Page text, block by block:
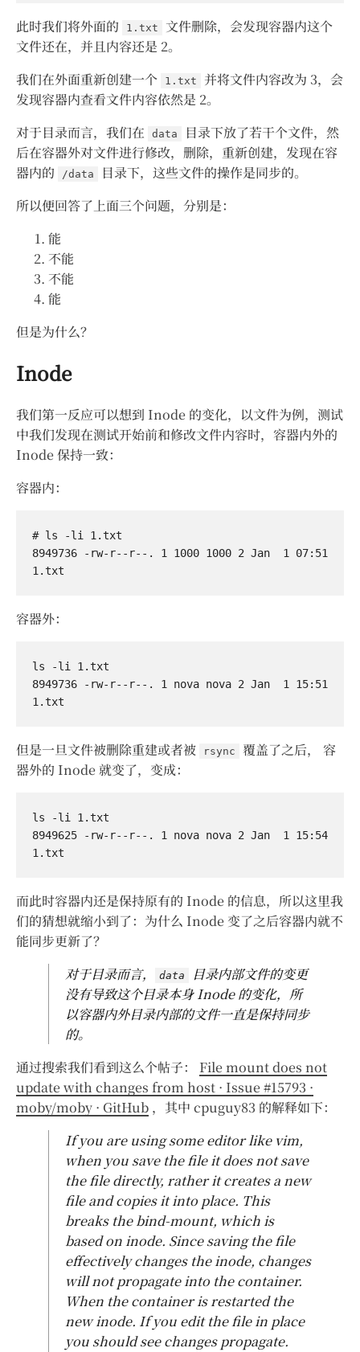
此时我们将外面的 1.txt
文件删除，会发现容器内这个
文件还在，并且内容还是 2。
我们在外面重新创建一个
1.txt
并将文件内容改为 3，会
发现容器内查看文件内容依然是 2。
对于目录而言，我们在
data
目录下放了若干个文件，然
后在容器外对文件进行修改，删除，重新创建，发现在容
器内的
/data
目录下，这些文件的操作是同步的。
所以便回答了上面三个问题，分别是：
能
不能
不能
能
但是为什么？
Inode
我们第一反应可以想到 Inode 的变化，以文件为例，测试
中我们发现在测试开始前和修改文件内容时，容器内外的
Inode 保持一致：
容器内：
# ls -li 1.txt
8949736 -rw-r--r--. 1 1000 1000 2 Jan  1 07:51
容器外：
ls -li 1.txt
8949736 -rw-r--r--. 1 nova nova 2 Jan  1 15:51
但是一旦文件被删除重建或者被 rsync
覆盖了之后， 容
器外的 Inode 就变了，变成：
ls -li 1.txt
8949625 -rw-r--r--. 1 nova nova 2 Jan  1 15:54
而此时容器内还是保持原有的 Inode 的信息，所以这里我
们的猜想就缩小到了：为什么 Inode 变了之后容器内就不
能同步更新了？
对于目录而言，
data
目录内部文件的变更
没有导致这个目录本身 Inode 的变化，所
以容器内外目录内部的文件一直是保持同步
的。
通过搜索我们看到这么个帖子： File mount does not
update with changes from host · Issue #15793 ·
moby/moby · GitHub ，其中 cpuguy83 的解释如下：
If you are using some editor like vim,
when you save the file it does not save
the file directly, rather it creates a new
file and copies it into place. This
breaks the bind-mount, which is
based on inode. Since saving the file
effectively changes the inode, changes
will not propagate into the container.
When the container is restarted the
new inode. If you edit the file in place
you should see changes propagate.